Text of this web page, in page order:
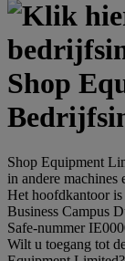
Shop
Shop Equipment
in andere
Het hoofdkantoor
Business Campus
Safe-nummer
Wilt u toegang tot